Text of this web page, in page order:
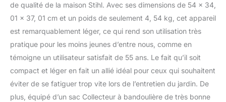
de qualité de la maison Stihl. Avec ses dimensions de 54 x 34,
01 x 37, 01 cm et un poids de seulement 4, 54 kg, cet appareil
est remarquablement léger, ce qui rend son utilisation très
pratique pour les moins jeunes d’entre nous, comme en
témoigne un utilisateur satisfait de 55 ans. Le fait qu’il soit
compact et léger en fait un allié idéal pour ceux qui souhaitent
éviter de se fatiguer trop vite lors de l’entretien du jardin. De
plus, équipé d’un sac Collecteur à bandoulière de très bonne